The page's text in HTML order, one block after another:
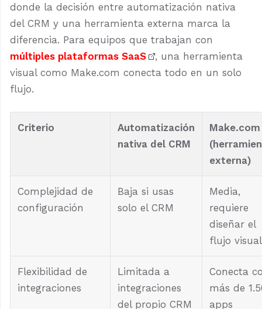
donde la decisión entre automatización nativa
del CRM y una herramienta externa marca la
diferencia. Para equipos que trabajan con
múltiples plataformas SaaS
, una herramienta
visual como Make.com conecta todo en un solo
flujo.
Criterio
Automatización
nativa del CRM
Make.com
externa)
Complejidad de
configuración
Baja si usas
solo el CRM
Media,
requiere
diseñar el
flujo visual
Flexibilidad de
integraciones
Limitada a
integraciones
del propio CRM
Conecta
más de
apps